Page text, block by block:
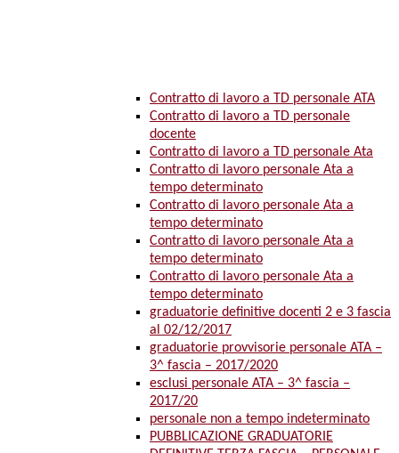
Contratto di lavoro a TD personale ATA
Contratto di lavoro a TD personale
docente
Contratto di lavoro a TD personale Ata
Contratto di lavoro personale Ata a
tempo determinato
Contratto di lavoro personale Ata a
tempo determinato
Contratto di lavoro personale Ata a
tempo determinato
Contratto di lavoro personale Ata a
tempo determinato
graduatorie definitive docenti 2 e 3 fascia
al 02/12/2017
graduatorie provvisorie personale ATA –
3^ fascia – 2017/2020
esclusi personale ATA – 3^ fascia –
2017/20
personale non a tempo indeterminato
PUBBLICAZIONE GRADUATORIE